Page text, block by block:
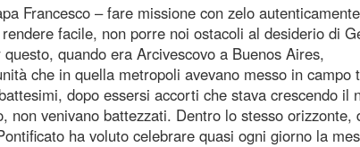
Francesco – fare missione con zelo autenticamente
facile, non porre noi ostacoli al desiderio di
quando era Arcivescovo a Buenos Aires,
che in quella metropoli avevano messo in campo
dopo essersi accorti che stava crescendo il
venivano battezzati. Dentro lo stesso orizzonte,
ha voluto celebrare quasi ogni giorno la